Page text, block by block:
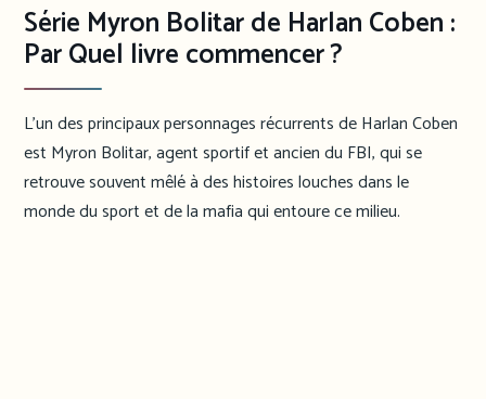
Série Myron Bolitar de Harlan Coben :
Par Quel livre commencer ?
L’un des principaux personnages récurrents de Harlan Coben
est Myron Bolitar, agent sportif et ancien du FBI, qui se
retrouve souvent mêlé à des histoires louches dans le
monde du sport et de la mafia qui entoure ce milieu.